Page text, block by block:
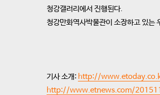
청강갤러리에서 진행된다.
청강만화역사박물관이 소장하고 있
기사 소개: http://
http://www.etnews.com/